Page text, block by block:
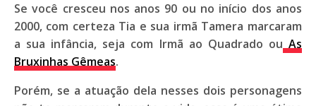
Se você cresceu nos anos 90 ou no início dos anos
2000, com certeza Tia e sua irmã Tamera marcaram
a sua infância, seja com Irmã ao Quadrado ouAs
Bruxinhas Gêmeas.
Porém, se a atuação dela nesses dois personagens